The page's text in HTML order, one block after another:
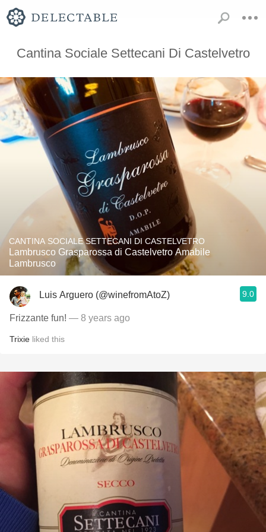
Cantina Sociale Settecani Di Castelvetro
CANTINA SOCIALE SETTECANI DI CASTELVETRO
Lambrusco Grasparossa di Castelvetro Amabile
Lambrusco
Luis Arguero (@winefromAtoZ) 9.0
Frizzante fun! — 8 years ago
Trixie liked this